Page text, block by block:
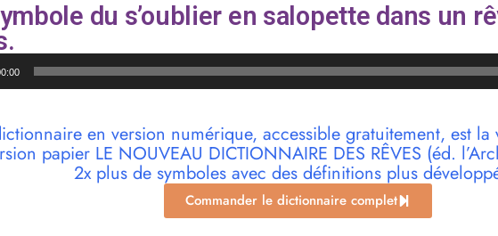
du s’oublier en salopette dans un
en version numérique, accessible gratuitement, est
papier LE NOUVEAU DICTIONNAIRE DES RÊVES (éd.
2x plus de symboles avec des définitions plus
Commander le dictionnaire complet